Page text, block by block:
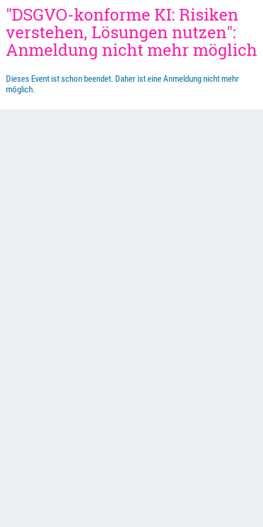
"DSGVO-konforme KI: Risiken
verstehen, Lösungen nutzen":
Anmeldung nicht mehr möglich
Dieses Event ist schon beendet. Daher ist eine Anmeldung nicht mehr
möglich.